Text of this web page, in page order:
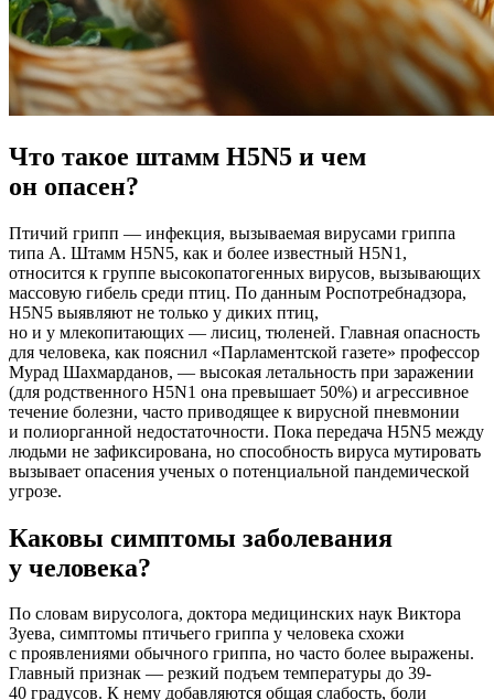
Что такое штамм H5N5 и чем
он опасен?
Птичий грипп — инфекция, вызываемая вирусами гриппа
типа А. Штамм H5N5, как и более известный H5N1,
относится к группе высокопатогенных вирусов, вызывающих
массовую гибель среди птиц. По данным Роспотребнадзора,
H5N5 выявляют не только у диких птиц,
но и у млекопитающих — лисиц, тюленей. Главная опасность
для человека, как пояснил «Парламентской газете» профессор
Мурад Шахмарданов, — высокая летальность при заражении
(для родственного H5N1 она превышает 50%) и агрессивное
течение болезни, часто приводящее к вирусной пневмонии
и полиорганной недостаточности. Пока передача H5N5 между
людьми не зафиксирована, но способность вируса мутировать
вызывает опасения ученых о потенциальной пандемической
угрозе.
Каковы симптомы заболевания
у человека?
По словам вирусолога, доктора медицинских наук Виктора
Зуева, симптомы птичьего гриппа у человека схожи
с проявлениями обычного гриппа, но часто более выражены.
Главный признак — резкий подъем температуры до 39-
40 градусов. К нему добавляются общая слабость, боли